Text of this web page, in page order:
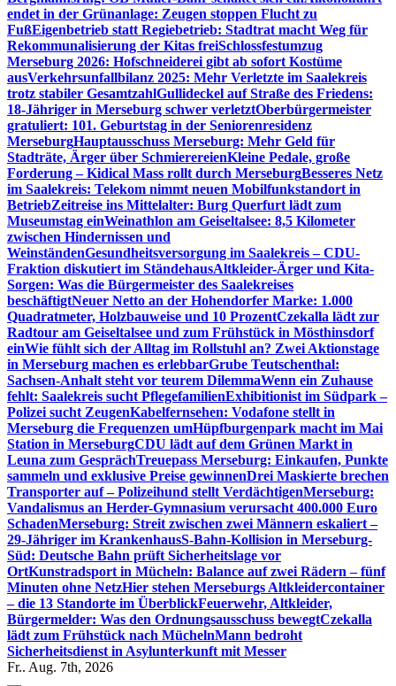
endet in der Grünanlage: Zeugen stoppen Flucht zu
FußEigenbetrieb statt Regiebetrieb: Stadtrat macht Weg für
Rekommunalisierung der Kitas freiSchlossfestumzug
Merseburg 2026: Hofschneiderei gibt ab sofort Kostüme
ausVerkehrsunfallbilanz 2025: Mehr Verletzte im Saalekreis
trotz stabiler GesamtzahlGullideckel auf Straße des Friedens:
18-Jähriger in Merseburg schwer verletztOberbürgermeister
gratuliert: 101. Geburtstag in der Seniorenresidenz
MerseburgHauptausschuss Merseburg: Mehr Geld für
Stadträte, Ärger über SchmierereienKleine Pedale, große
Forderung – Kidical Mass rollt durch MerseburgBesseres Netz
im Saalekreis: Telekom nimmt neuen Mobilfunkstandort in
BetriebZeitreise ins Mittelalter: Burg Querfurt lädt zum
Museumstag einWeinathlon am Geiseltalsee: 8,5 Kilometer
zwischen Hindernissen und
WeinständenGesundheitsversorgung im Saalekreis – CDU-
Fraktion diskutiert im StändehausAltkleider-Ärger und Kita-
Sorgen: Was die Bürgermeister des Saalekreises
beschäftigtNeuer Netto an der Hohendorfer Marke: 1.000
Quadratmeter, Holzbauweise und 10 ProzentCzekalla lädt zur
Radtour am Geiseltalsee und zum Frühstück in Mösthinsdorf
einWie fühlt sich der Alltag im Rollstuhl an? Zwei Aktionstage
in Merseburg machen es erlebbarGrube Teutschenthal:
Sachsen-Anhalt steht vor teurem DilemmaWenn ein Zuhause
fehlt: Saalekreis sucht PflegefamilienExhibitionist im Südpark –
Polizei sucht ZeugenKabelfernsehen: Vodafone stellt in
Merseburg die Frequenzen umHüpfburgenpark macht im Mai
Station in MerseburgCDU lädt auf dem Grünen Markt in
Leuna zum GesprächTreuepass Merseburg: Einkaufen, Punkte
sammeln und exklusive Preise gewinnenDrei Maskierte brechen
Transporter auf – Polizeihund stellt VerdächtigenMerseburg:
Vandalismus an Herder-Gymnasium verursacht 400.000 Euro
SchadenMerseburg: Streit zwischen zwei Männern eskaliert –
29-Jähriger im KrankenhausS-Bahn-Kollision in Merseburg-
Süd: Deutsche Bahn prüft Sicherheitslage vor
OrtKunstradsport in Mücheln: Balance auf zwei Rädern – fünf
Minuten ohne NetzHier stehen Merseburgs Altkleidercontainer
– die 13 Standorte im ÜberblickFeuerwehr, Altkleider,
Bürgermelder: Was den Ordnungsausschuss bewegtCzekalla
lädt zum Frühstück nach MüchelnMann bedroht
Sicherheitsdienst in Asylunterkunft mit Messer
Fr.. Aug. 7th, 2026